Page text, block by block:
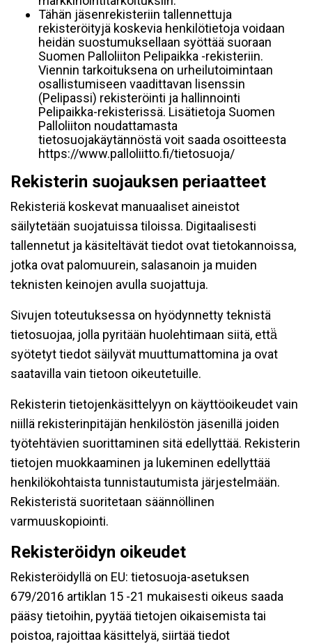
Tähän jäsenrekisteriin tallennettuja
rekisteröityjä koskevia henkilötietoja voidaan
heidän suostumuksellaan syöttää suoraan
Suomen Palloliiton Pelipaikka -rekisteriin.
Viennin tarkoituksena on urheilutoimintaan
osallistumiseen vaadittavan lisenssin
(Pelipassi) rekisteröinti ja hallinnointi
Pelipaikka-rekisterissä. Lisätietoja Suomen
Palloliiton noudattamasta
tietosuojakäytännöstä voit saada osoitteesta
https://www.palloliitto.fi/tietosuoja/
Rekisterin suojauksen periaatteet
Rekisteriä koskevat manuaaliset aineistot
säilytetään suojatuissa tiloissa. Digitaalisesti
tallennetut ja käsiteltävät tiedot ovat tietokannoissa,
jotka ovat palomuurein, salasanoin ja muiden
teknisten keinojen avulla suojattuja.
Sivujen toteutuksessa on hyödynnetty teknistä
tietosuojaa, jolla pyritään huolehtimaan siitä, että̈
syötetyt tiedot säilyvät muuttumattomina ja ovat
saatavilla vain tietoon oikeutetuille.
Rekisterin tietojenkäsittelyyn on käyttöoikeudet vain
niillä rekisterinpitäjän henkilöstön jäsenillä joiden
työtehtävien suorittaminen sitä edellyttää. Rekisterin
tietojen muokkaaminen ja lukeminen edellyttää
henkilökohtaista tunnistautumista järjestelmään.
Rekisteristä suoritetaan säännöllinen
varmuuskopiointi.
Rekisteröidyn oikeudet
Rekisteröidyllä on EU: tietosuoja-asetuksen
679/2016 artiklan 15 -21 mukaisesti oikeus saada
pääsy tietoihin, pyytää tietojen oikaisemista tai
poistoa, rajoittaa käsittelyä, siirtää tiedot